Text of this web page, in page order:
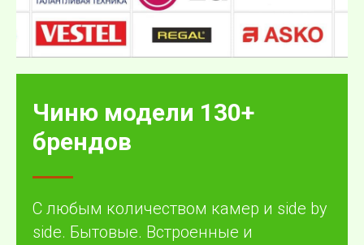
Чиню модели 130+
брендов
С любым количеством камер и side by
side. Бытовые. Встроенные и